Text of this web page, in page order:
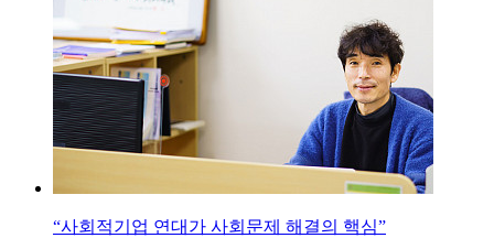
“사회적기업 연대가 사회문제 해결의 핵심”